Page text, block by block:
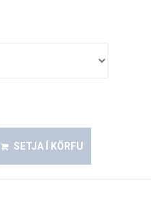
SETJA Í KÖRFU